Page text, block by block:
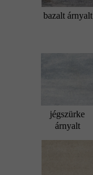
bazalt árnyalt
jégszürke
árnyalt